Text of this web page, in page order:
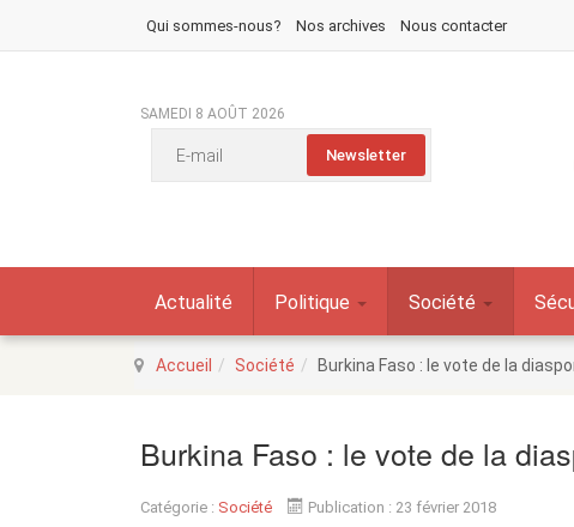
Qui sommes-nous? Nos archives Nous contacter
SAMEDI 8 AOÛT 2026
Actualité Politique Société
Accueil Société Burkina Faso : le vote de la
Burkina Faso : le vote de la
Catégorie : Société Publication : 23 février 2018